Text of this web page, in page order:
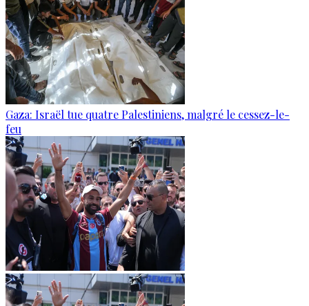
Gaza: Israël tue quatre Palestiniens, malgré le cessez-le-
feu